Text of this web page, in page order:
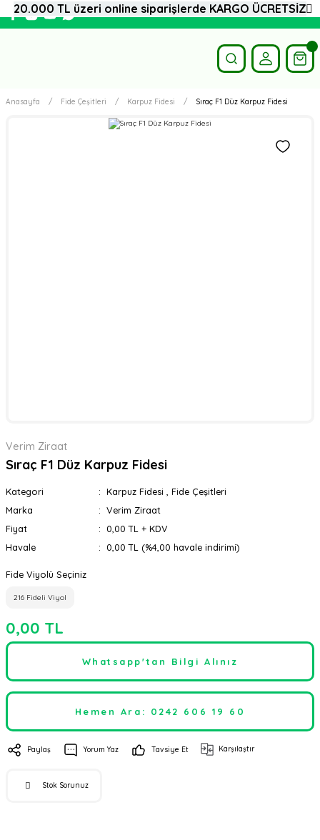
Anasayfa Fide Çeşitleri Karpuz Fidesi Sıraç F1 Düz Karpuz Fidesi
Verim Ziraat
Sıraç F1 Düz Karpuz Fidesi
Kategori Karpuz Fidesi
Fide Çeşitleri
Marka
Verim Ziraat
Fiyat
0,00 TL + KDV
Havale
0,00 TL (%4,00 havale indirimi)
Fide Viyolü Seçiniz
216 Fideli Viyol
0,00 TL
Whatsapp'tan Bilgi Alınız
Hemen Ara: 0242 606 19 60
Paylaş Yorum Yaz Tavsiye Et Karşılaştır
Stok Sorunuz
20.000 TL üzeri online siparişlerde KARGO ÜCRETSİZ